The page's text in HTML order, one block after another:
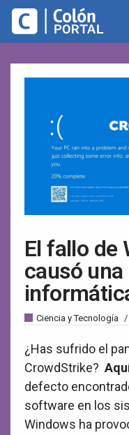
El fallo de
causó
Ciencia y Tecnología
¿Has sufrido el
CrowdStrike?
defecto
software en los
Windows ha